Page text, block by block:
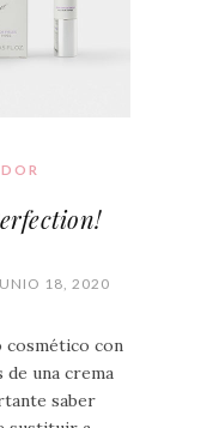
18, 2020
cosmético con
una crema
saber